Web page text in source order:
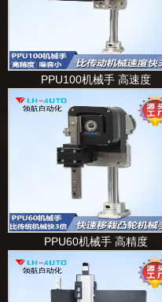
PPU100机械手 高速度
PPU60机械手 高精度